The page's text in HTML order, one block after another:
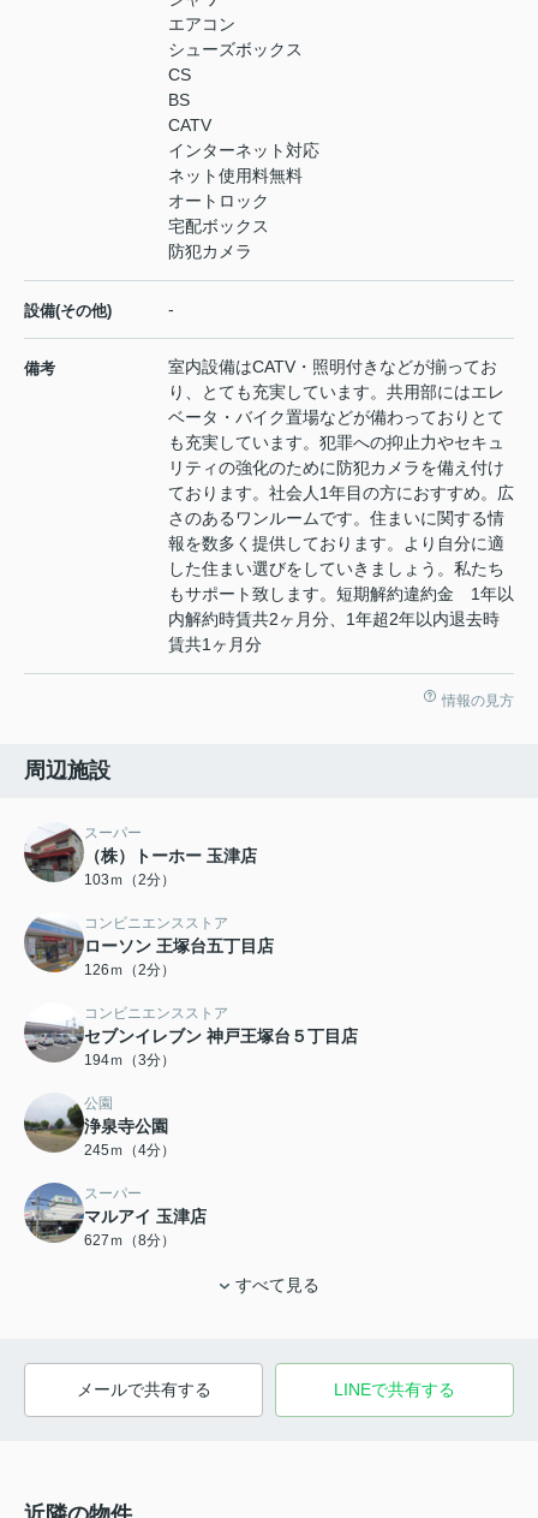
エアコン
シューズボックス
CS
BS
CATV
インターネット対応
ネット使用料無料
オートロック
宅配ボックス
防犯カメラ
設備(その他) -
備考
室内設備はCATV・照明付きなどが揃ってお
り、とても充実しています。共用部にはエレ
ベータ・バイク置場などが備わっておりとて
も充実しています。犯罪への抑止力やセキュ
リティの強化のために防犯カメラを備え付け
ております。社会人1年目の方におすすめ。広
さのあるワンルームです。住まいに関する情
報を数多く提供しております。より自分に適
した住まい選びをしていきましょう。私たち
もサポート致します。短期解約違約金 1年以
内解約時賃共2ヶ月分、1年超2年以内退去時
賃共1ヶ月分
情報の見方
周辺施設
スーパー
（株）トーホー 玉津店
103ｍ（2分）
コンビニエンスストア
ローソン 王塚台五丁目店
126ｍ（2分）
コンビニエンスストア
セブンイレブン 神戸王塚台５丁目店
194ｍ（3分）
公園
浄泉寺公園
245ｍ（4分）
スーパー
マルアイ 玉津店
627ｍ（8分）
すべて見る
メールで共有する LINEで共有する